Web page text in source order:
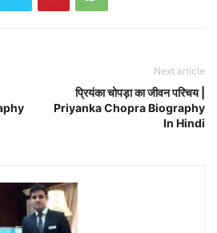
Next article
प्रियंका चोपड़ा का जीवन परिचय |
Priyanka Chopra Biography
In Hindi